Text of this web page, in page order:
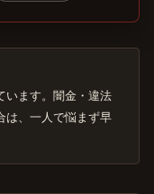
います。闇金・違法
は、一人で悩まず早